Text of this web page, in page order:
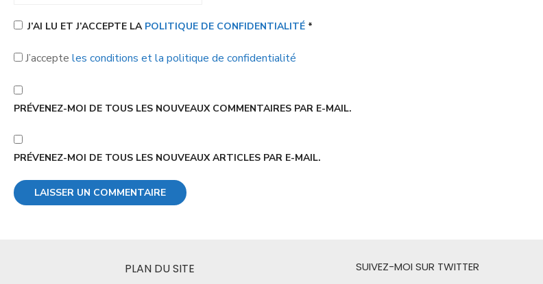
J’AI LU ET J’ACCEPTE LA POLITIQUE DE CONFIDENTIALITÉ *
J’accepte les conditions et la politique de confidentialité
PRÉVENEZ-MOI DE TOUS LES NOUVEAUX COMMENTAIRES PAR E-MAIL.
PRÉVENEZ-MOI DE TOUS LES NOUVEAUX ARTICLES PAR E-MAIL.
PLAN DU SITE SUIVEZ-MOI SUR TWITTER